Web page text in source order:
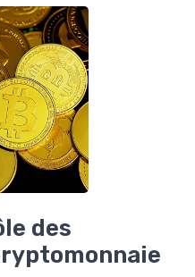
des